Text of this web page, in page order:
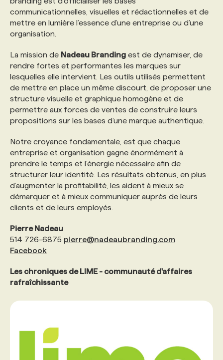
communicationnelles, visuelles et rédactionnelles et de
mettre en lumière l’essence d’une entreprise ou d’une
organisation.
La mission de Nadeau Branding est de dynamiser, de
rendre fortes et performantes les marques sur
lesquelles elle intervient. Les outils utilisés permettent
de mettre en place un même discourt, de proposer une
structure visuelle et graphique homogène et de
permettre aux forces de ventes de construire leurs
propositions sur les bases d’une marque authentique.
Notre croyance fondamentale, est que chaque
entreprise et organisation gagne énormément à
prendre le temps et l’énergie nécessaire afin de
structurer leur identité. Les résultats obtenus, en plus
d’augmenter la profitabilité, les aident à mieux se
démarquer et à mieux communiquer auprès de leurs
clients et de leurs employés.
Pierre Nadeau
514 726-6875 pierre@nadeaubranding.com
Facebook
Les chroniques de LIME - communauté d'affaires
rafraîchissante